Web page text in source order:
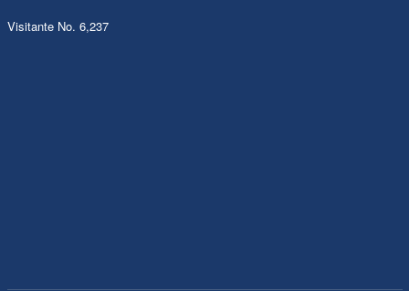
Visitante No. 6,237